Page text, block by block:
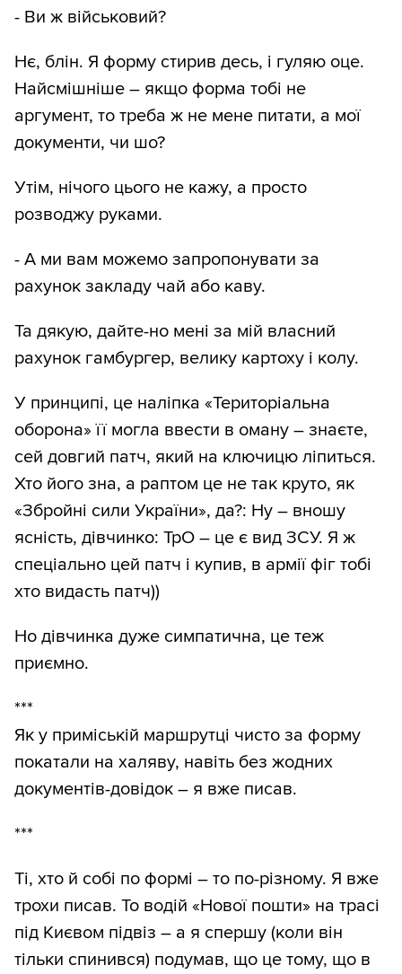
- Ви ж військовий?
Нє, блін. Я форму стирив десь, і гуляю оце.
Найсмішніше – якщо форма тобі не
аргумент, то треба ж не мене питати, а мої
документи, чи шо?
Утім, нічого цього не кажу, а просто
розводжу руками.
- А ми вам можемо запропонувати за
рахунок закладу чай або каву.
Та дякую, дайте-но мені за мій власний
рахунок гамбургер, велику картоху і колу.
У принципі, це наліпка «Територіальна
оборона» її могла ввести в оману – знаєте,
сей довгий патч, який на ключицю ліпиться.
Хто його зна, а раптом це не так круто, як
«Збройні сили України», да?: Ну – вношу
ясність, дівчинко: ТрО – це є вид ЗСУ. Я ж
спеціально цей патч і купив, в армії фіг тобі
хто видасть патч))
Но дівчинка дуже симпатична, це теж
приємно.
***
Як у приміській маршрутці чисто за форму
покатали на халяву, навіть без жодних
документів-довідок – я вже писав.
***
Ті, хто й собі по формі – то по-різному. Я вже
трохи писав. То водій «Нової пошти» на трасі
під Києвом підвіз – а я спершу (коли він
тільки спинився) подумав, що це тому, що в